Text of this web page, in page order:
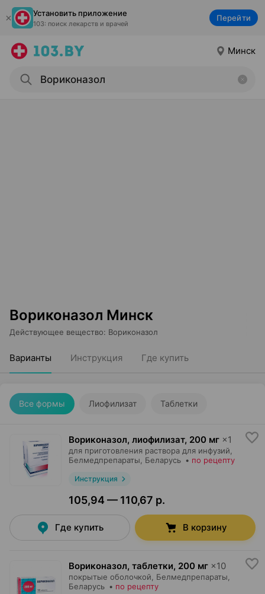
Установить приложение
103: поиск лекарств и врачей
Перейти
Минск
Вориконазол Минск
Действующее вещество: Вориконазол
Варианты Инструкция Где купить
Все формы Лиофилизат Таблетки
Вориконазол, лиофилизат, 200 мг ×1
для приготовления раствора для инфузий,
Белмедпрепараты , Беларусь • по рецепту
Инструкция
105,94 — 110,67 р.
Где купить В корзину
Вориконазол, таблетки, 200 мг ×10
покрытые оболочкой, Белмедпрепараты
Беларусь • по рецепту